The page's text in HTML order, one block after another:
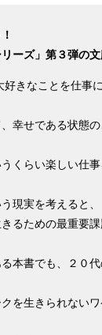
ーズ」第３弾の文
きなことを仕事
幸せである状態の
くらい楽しい仕事
現実を考えると、
るための最重要課
本書でも、２０
を生きられないワ